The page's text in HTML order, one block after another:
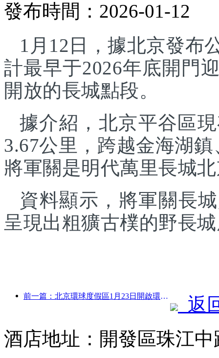
發布時間：2026-01-12
1月12日，據北京發布
計最早于2026年底開門
開放的長城點段。
據介紹，北京平谷區
3.67公里，跨越金海湖
將軍關是明代萬里長城
資料顯示，將軍關長
呈現出粗獷古樸的野長
前一篇：北京環球度假區1月23日開啟環球中國年活動，持續40天
返
酒店地址：開發區珠江